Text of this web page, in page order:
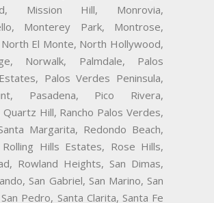
Mission Hill, Monrovia,
Monterey Park, Montrose,
North El Monte, North Hollywood,
Norwalk, Palmdale, Palos
Palos Verdes Peninsula,
Pasadena, Pico Rivera,
Quartz Hill, Rancho Palos Verdes,
Margarita, Redondo Beach,
Rolling Hills Estates, Rose Hills,
Rowland Heights, San Dimas,
San Gabriel, San Marino, San
Pedro, Santa Clarita, Santa Fe